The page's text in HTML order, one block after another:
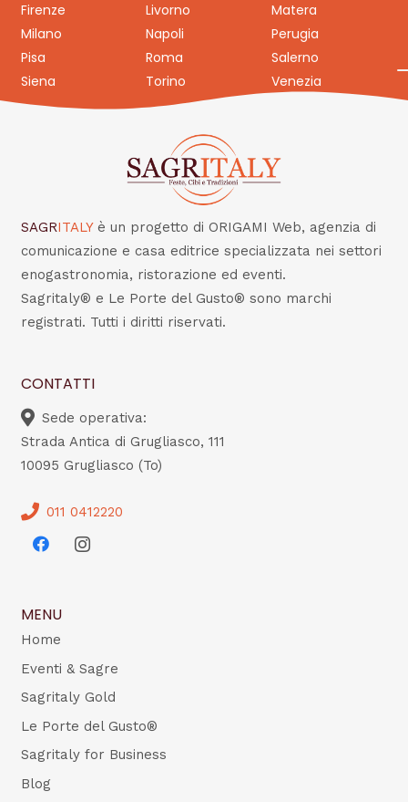
Firenze
Livorno
Matera
Milano
Napoli
Perugia
Pisa
Roma
Salerno
Siena
Torino Venezia
SAGRITALY è un progetto di ORIGAMI Web, agenzia di
comunicazione e casa editrice specializzata nei settori
enogastronomia, ristorazione ed eventi.
Sagritaly® e Le Porte del Gusto® sono marchi
registrati. Tutti i diritti riservati.
CONTATTI
Sede operativa:
Strada Antica di Grugliasco, 111
10095 Grugliasco (To)
011 0412220
MENU
Home
Eventi & Sagre
Sagritaly Gold
Le Porte del Gusto®
Sagritaly for Business
Blog